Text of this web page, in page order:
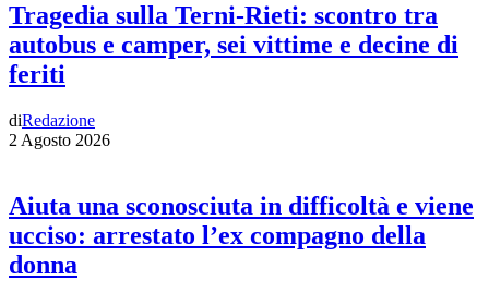
Tragedia sulla Terni-Rieti: scontro tra
autobus e camper, sei vittime e decine di
feriti
diRedazione
2 Agosto 2026
Aiuta una sconosciuta in difficoltà e viene
ucciso: arrestato l’ex compagno della
donna